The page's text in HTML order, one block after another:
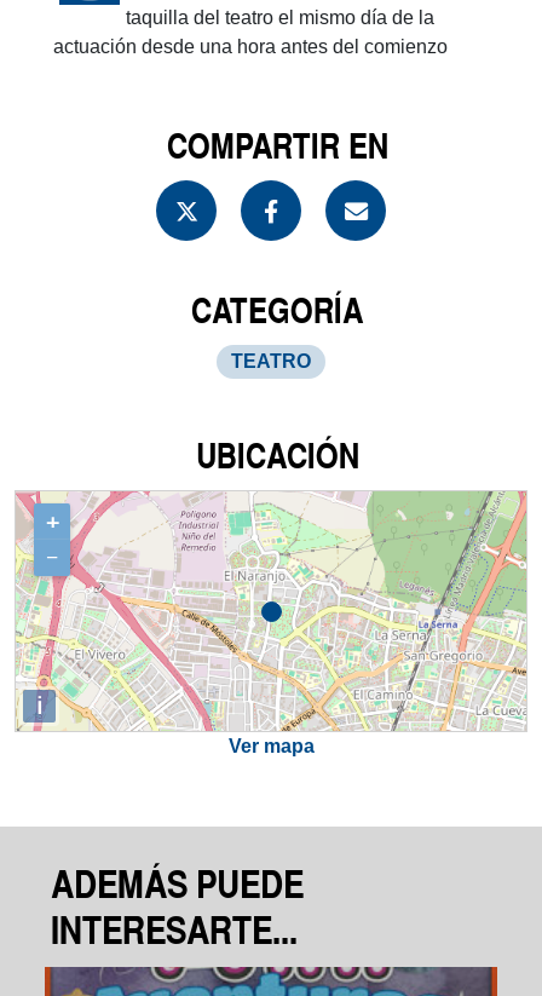
taquilla del teatro el mismo día de la
actuación desde una hora antes del comienzo
COMPARTIR EN
CATEGORÍA
TEATRO
UBICACIÓN
+
−
i
Ver mapa
ADEMÁS PUEDE
INTERESARTE...